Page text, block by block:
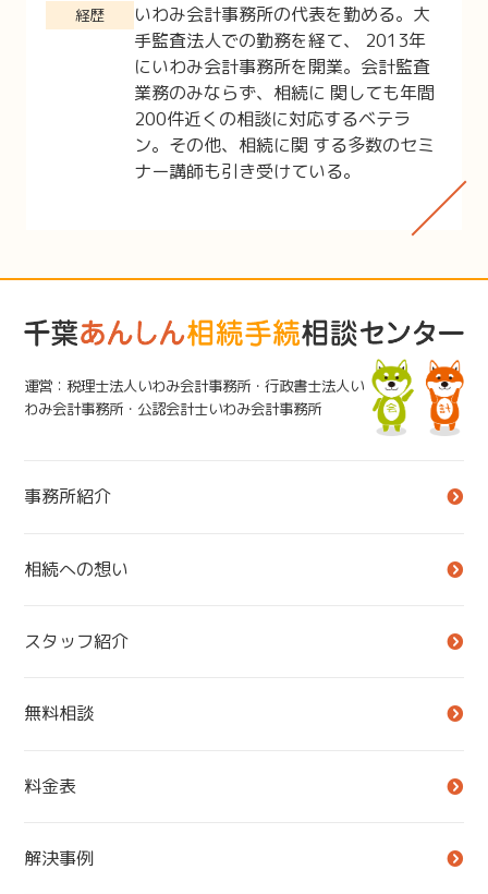
経歴
いわみ会計事務所の代表を勤める。大
手監査法人での勤務を経て、 2013年
にいわみ会計事務所を開業。会計監査
業務のみならず、相続に 関しても年間
200件近くの相談に対応するベテラ
ン。その他、相続に関 する多数のセミ
ナー講師も引き受けている。
運営：税理士法人いわみ会計事務所・行政書士法人い
わみ会計事務所・公認会計士いわみ会計事務所
事務所紹介
相続への想い
スタッフ紹介
無料相談
料金表
解決事例